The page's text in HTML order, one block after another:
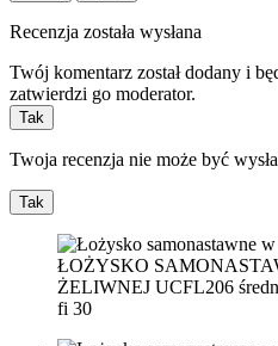
Recenzja została wysłana
Twój komentarz został dodany i
zatwierdzi go moderator.
Tak
Twoja recenzja nie może być
Tak
ŁOŻYSKO
ŻELIWNEJ UCFL206
fi 30